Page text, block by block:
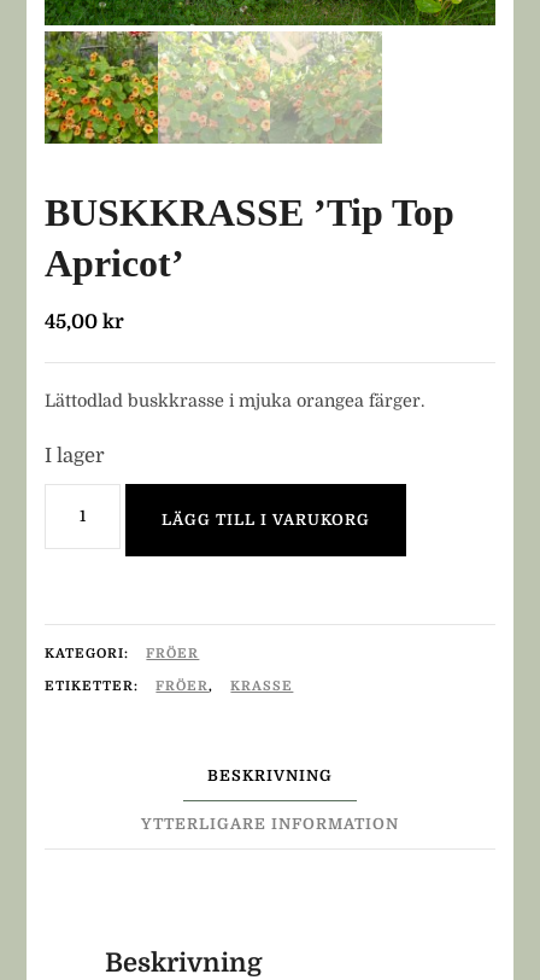
BUSKKRASSE ’Tip Top
Apricot’
45,00kr
Lättodlad buskkrasse i mjuka orangea färger.
I lager
LÄGG TILL I VARUKORG
KATEGORI: FRÖER
ETIKETTER: FRÖER, KRASSE
BESKRIVNING
YTTERLIGARE INFORMATION
Beskrivning